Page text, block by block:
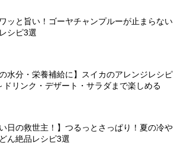
ッと旨い！ゴーヤチャンプルーが止まらない
シピ3選
の水分・栄養補給に】スイカのアレンジレシピ
ドリンク・デザート・サラダまで楽しめる
い日の救世主！】つるっとさっぱり！夏の冷や
ん絶品レシピ3選